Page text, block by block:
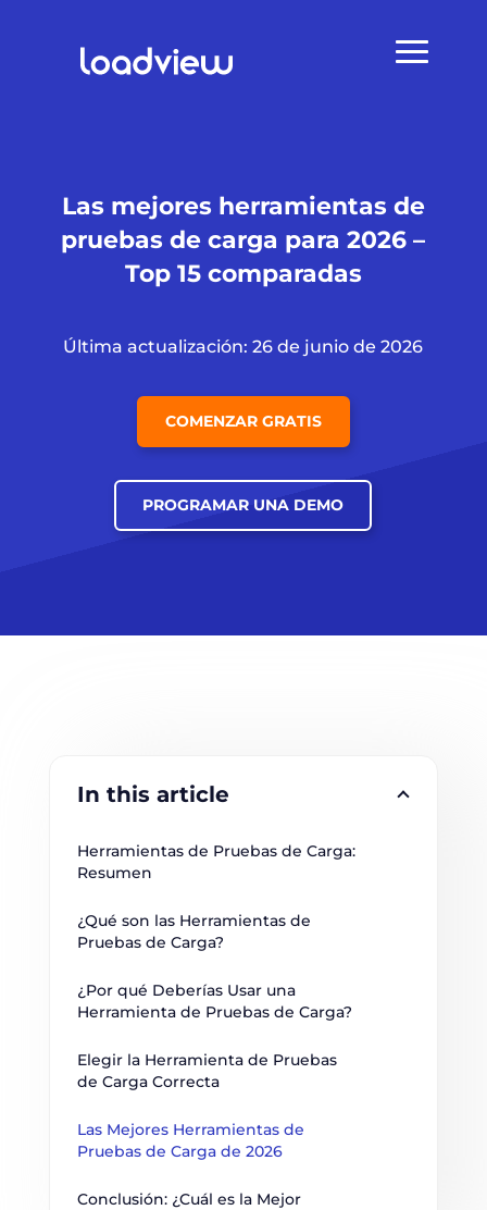
Las mejores herramientas de
pruebas de carga para 2026 –
Top 15 comparadas
Última actualización: 26 de junio de 2026
COMENZAR GRATIS
PROGRAMAR UNA DEMO
In this article
Herramientas de Pruebas de Carga:
Resumen
¿Qué son las Herramientas de
Pruebas de Carga?
¿Por qué Deberías Usar una
Herramienta de Pruebas de Carga?
Elegir la Herramienta de Pruebas
de Carga Correcta
Las Mejores Herramientas de
Pruebas de Carga de 2026
Conclusión: ¿Cuál es la Mejor